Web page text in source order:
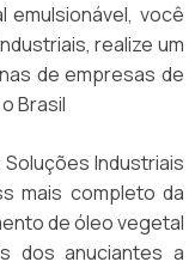
emulsionável, você
realize um
de empresas de
Brasil
Industriais
mais completo da
de óleo vegetal
dos anuciantes a